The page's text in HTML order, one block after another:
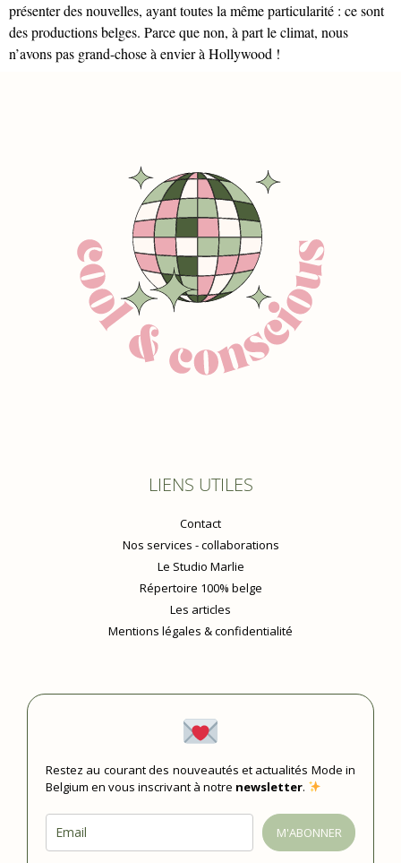
présenter des nouvelles, ayant toutes la même particularité : ce sont
des productions belges. Parce que non, à part le climat, nous
n’avons pas grand-chose à envier à Hollywood !
LIENS UTILES
Contact
Nos services - collaborations
Le Studio Marlie
Répertoire 100% belge
Les articles
Mentions légales & confidentialité
Restez au courant des nouveautés et actualités Mode in
Belgium en vous inscrivant à notre newsletter.
M'ABONNER